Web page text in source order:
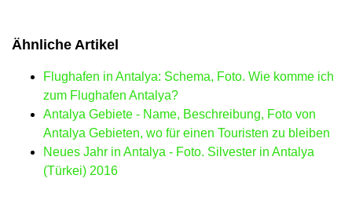
Ähnliche Artikel
Flughafen in Antalya: Schema, Foto. Wie komme ich
zum Flughafen Antalya?
Antalya Gebiete - Name, Beschreibung, Foto von
Antalya Gebieten, wo für einen Touristen zu bleiben
Neues Jahr in Antalya - Foto. Silvester in Antalya
(Türkei) 2016